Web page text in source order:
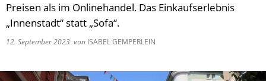
Preisen als im Onlinehandel. Das Einkaufserlebnis
„Innenstadt“ statt „Sofa“.
12. September 2023 von ISABEL GEMPERLEIN